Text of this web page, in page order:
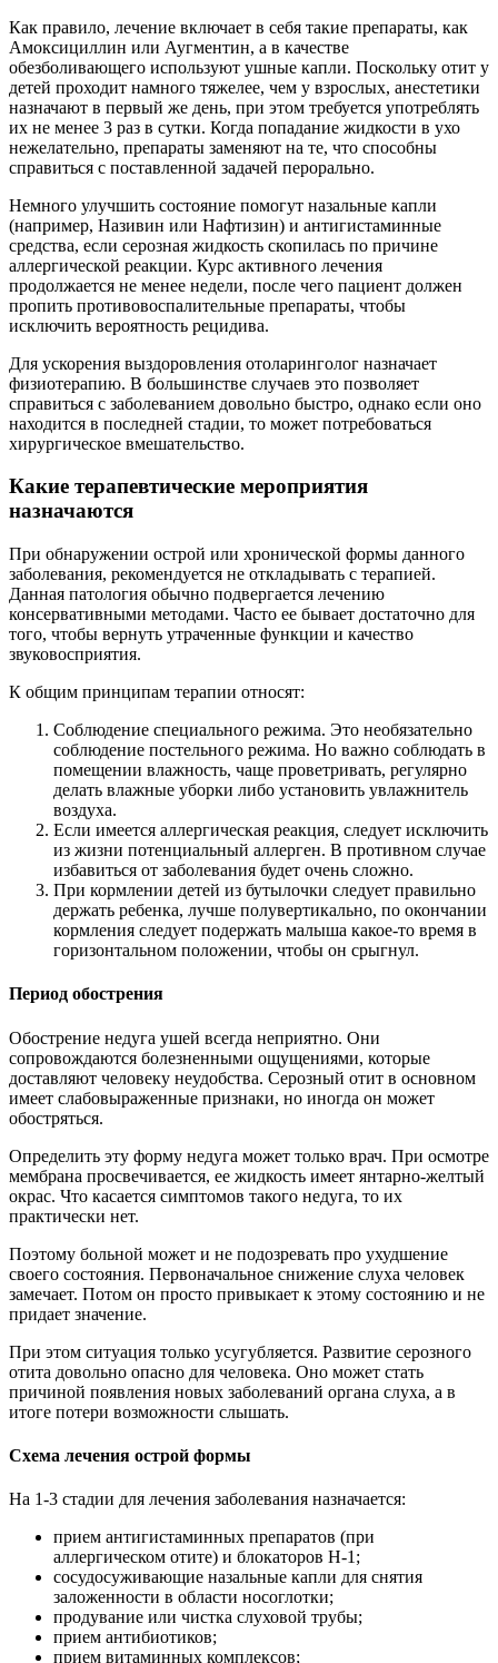
Как правило, лечение включает в себя такие препараты, как
Амоксициллин или Аугментин, а в качестве
обезболивающего используют ушные капли. Поскольку отит у
детей проходит намного тяжелее, чем у взрослых, анестетики
назначают в первый же день, при этом требуется употреблять
их не менее 3 раз в сутки. Когда попадание жидкости в ухо
нежелательно, препараты заменяют на те, что способны
справиться с поставленной задачей перорально.
Немного улучшить состояние помогут назальные капли
(например, Називин или Нафтизин) и антигистаминные
средства, если серозная жидкость скопилась по причине
аллергической реакции. Курс активного лечения
продолжается не менее недели, после чего пациент должен
пропить противовоспалительные препараты, чтобы
исключить вероятность рецидива.
Для ускорения выздоровления отоларинголог назначает
физиотерапию. В большинстве случаев это позволяет
справиться с заболеванием довольно быстро, однако если оно
находится в последней стадии, то может потребоваться
хирургическое вмешательство.
Какие терапевтические мероприятия
назначаются
При обнаружении острой или хронической формы данного
заболевания, рекомендуется не откладывать с терапией.
Данная патология обычно подвергается лечению
консервативными методами. Часто ее бывает достаточно для
того, чтобы вернуть утраченные функции и качество
звуковосприятия.
К общим принципам терапии относят:
Соблюдение специального режима. Это необязательно
соблюдение постельного режима. Но важно соблюдать в
помещении влажность, чаще проветривать, регулярно
делать влажные уборки либо установить увлажнитель
воздуха.
Если имеется аллергическая реакция, следует исключить
из жизни потенциальный аллерген. В противном случае
избавиться от заболевания будет очень сложно.
При кормлении детей из бутылочки следует правильно
держать ребенка, лучше полувертикально, по окончании
кормления следует подержать малыша какое-то время в
горизонтальном положении, чтобы он срыгнул.
Период обострения
Обострение недуга ушей всегда неприятно. Они
сопровождаются болезненными ощущениями, которые
доставляют человеку неудобства. Серозный отит в основном
имеет слабовыраженные признаки, но иногда он может
обостряться.
Определить эту форму недуга может только врач. При осмотре
мембрана просвечивается, ее жидкость имеет янтарно-желтый
окрас. Что касается симптомов такого недуга, то их
практически нет.
Поэтому больной может и не подозревать про ухудшение
своего состояния. Первоначальное снижение слуха человек
замечает. Потом он просто привыкает к этому состоянию и не
придает значение.
При этом ситуация только усугубляется. Развитие серозного
отита довольно опасно для человека. Оно может стать
причиной появления новых заболеваний органа слуха, а в
итоге потери возможности слышать.
Схема лечения острой формы
На 1-3 стадии для лечения заболевания назначается:
прием антигистаминных препаратов (при
аллергическом отите) и блокаторов H-1;
сосудосуживающие назальные капли для снятия
заложенности в области носоглотки;
продувание или чистка слуховой трубы;
прием антибиотиков;
прием витаминных комплексов;